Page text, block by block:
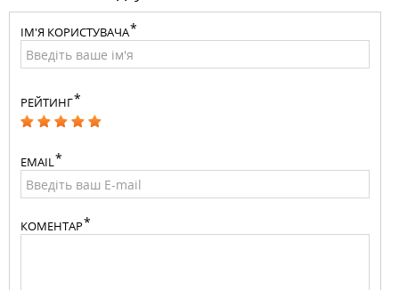
ІМ'Я КОРИСТУВАЧА
РЕЙТИНГ
EMAIL
КОМЕНТАР